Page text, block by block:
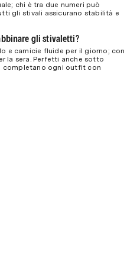
chi è tra due numeri può
gli stivali assicurano stabilità e
gli stivaletti?
e camicie fluide per il giorno; con
la sera. Perfetti anche sotto
completano ogni outfit con